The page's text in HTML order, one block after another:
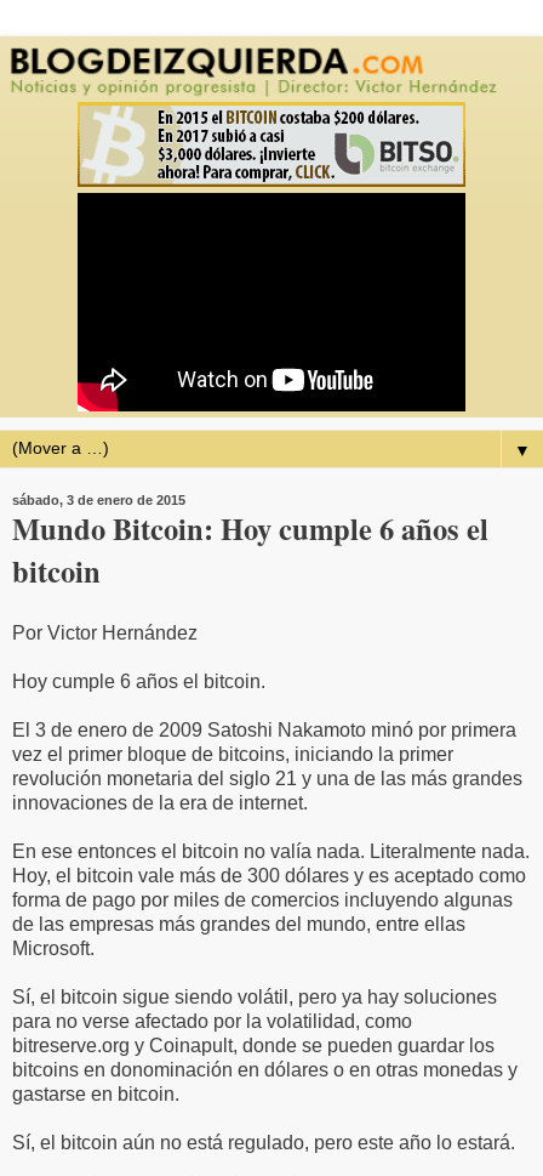
▼
sábado, 3 de enero de 2015
Mundo Bitcoin: Hoy cumple 6 años el
bitcoin
Por Victor Hernández
Hoy cumple 6 años el bitcoin.
El 3 de enero de 2009 Satoshi Nakamoto minó por primera
vez el primer bloque de bitcoins, iniciando la primer
revolución monetaria del siglo 21 y una de las más grandes
innovaciones de la era de internet.
En ese entonces el bitcoin no valía nada. Literalmente nada.
Hoy, el bitcoin vale más de 300 dólares y es aceptado como
forma de pago por miles de comercios incluyendo algunas
de las empresas más grandes del mundo, entre ellas
Microsoft.
Sí, el bitcoin sigue siendo volátil, pero ya hay soluciones
para no verse afectado por la volatilidad, como
bitreserve.org y Coinapult, donde se pueden guardar los
bitcoins en donominación en dólares o en otras monedas y
gastarse en bitcoin.
Sí, el bitcoin aún no está regulado, pero este año lo estará.